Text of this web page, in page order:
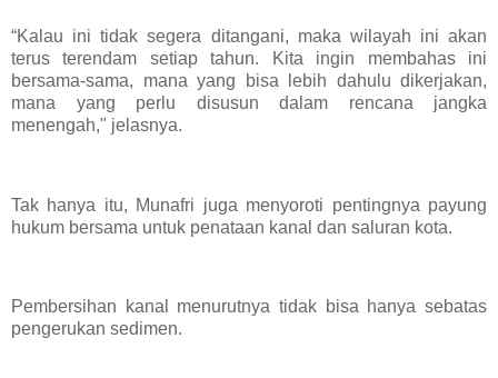
“Kalau ini tidak segera ditangani, maka wilayah ini akan
terus terendam setiap tahun. Kita ingin membahas ini
bersama-sama, mana yang bisa lebih dahulu dikerjakan,
mana yang perlu disusun dalam rencana jangka
menengah," jelasnya.
Tak hanya itu, Munafri juga menyoroti pentingnya payung
hukum bersama untuk penataan kanal dan saluran kota.
Pembersihan kanal menurutnya tidak bisa hanya sebatas
pengerukan sedimen.